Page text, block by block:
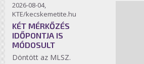
2026-08-04,
KTE/kecskemetite.hu
KÉT MÉRKŐZÉS
IDŐPONTJA IS
MÓDOSULT
Döntött az MLSZ.